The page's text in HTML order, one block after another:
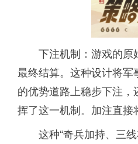
下注机制：游戏的
最终结算。这种设计将
的优势道路上稳步下注，
挥了这一机制。加注直接
这种“奇兵加持、三